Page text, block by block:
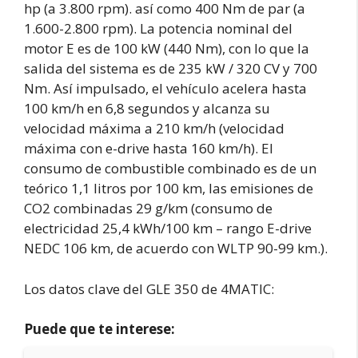
hp (a 3.800 rpm). así como 400 Nm de par (a
1.600-2.800 rpm). La potencia nominal del
motor E es de 100 kW (440 Nm), con lo que la
salida del sistema es de 235 kW / 320 CV y 700
Nm. Así impulsado, el vehículo acelera hasta
100 km/h en 6,8 segundos y alcanza su
velocidad máxima a 210 km/h (velocidad
máxima con e-drive hasta 160 km/h). El
consumo de combustible combinado es de un
teórico 1,1 litros por 100 km, las emisiones de
CO2 combinadas 29 g/km (consumo de
electricidad 25,4 kWh/100 km – rango E-drive
NEDC 106 km, de acuerdo con WLTP 90-99 km.).
Los datos clave del GLE 350 de 4MATIC:
Puede que te interese: